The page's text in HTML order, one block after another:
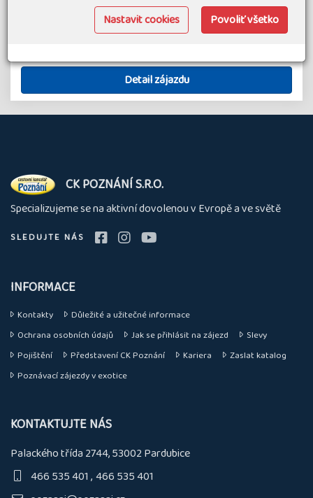
od6 252 €
Detail zájazdu
O
nás
CK POZNÁNÍ S.R.O.
Specializujeme se na aktivní dovolenou v Evropě a ve světě
SLEDUJTE NÁS
INFORMACE
Kontakty
Důležité a užitečné informace
Ochrana osobních údajů
Jak se přihlásit na zájezd
Slevy
Pojištění
Představení CK Poznání Kariera
Zaslat katalog
Poznávací zájezdy v exotice
KONTAKTUJTE NÁS
Palackého třída 2744, 53002 Pardubice
466 535 401 466 535 401
Nastavit cookies Povoliť všetko